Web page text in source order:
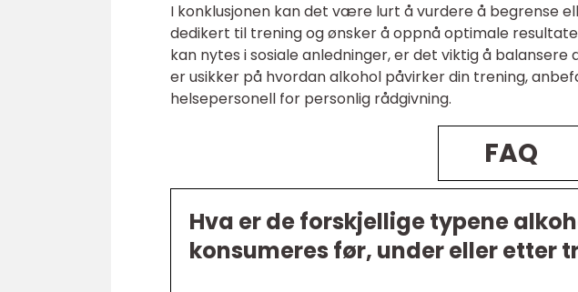
I konklusjonen kan det være lurt å vurdere å begrense
dedikert til trening og ønsker å oppnå optimale
kan nytes i sosiale anledninger, er det viktig å balansere
er usikker på hvordan alkohol påvirker din trening,
helsepersonell for personlig rådgivning.
FAQ
Hva er de forskjellige typene
konsumeres før, under eller etter